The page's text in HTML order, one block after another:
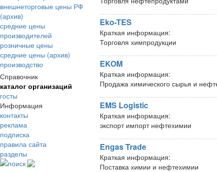
внешнеторговые цены РФ
(архив)
средние цены
производителей
розничные цены
средние цены (архив)
производство
Справочник
каталог организаций
госты
Информация
контакты
реклама
подписка
правила сайта
разделы
поиск
Eko-TES
Краткая информация:
Торговля химпродукции
EKOM
Краткая информация:
Продажа химического сырья и
EMS Logistic
Краткая информация:
экспорт импорт нефтехимии
Engas Trade
Краткая информация:
Поставка химии и нефтехимии